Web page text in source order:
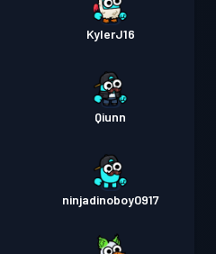
KylerJ16
Qiunn
ninjadinoboy0917